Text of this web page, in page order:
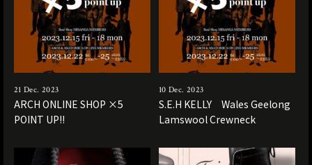
21 Dec. 2023
ARCH ONLINE SHOP ×5
POINT UP!!
10 Dec. 2023
S.E.H KELLY Wales Geelong
Lamswool Crewneck